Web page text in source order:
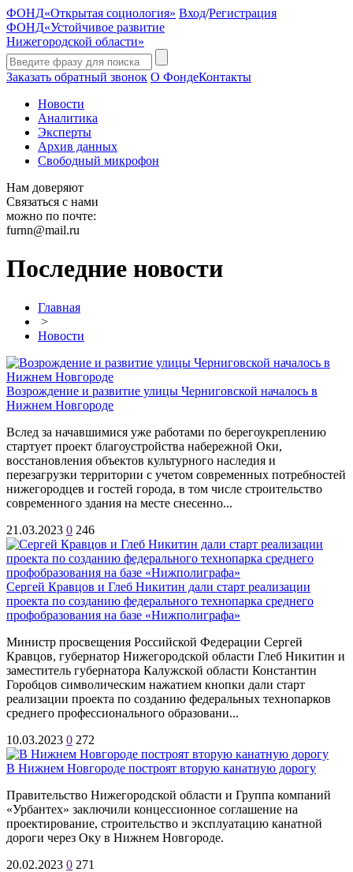
ФОНД«Открытая социология» Вход/Регистрация
ФОНД«Устойчивое развитие
Нижегородской области»
Заказать обратный звонок О ФондеКонтакты
Новости
Аналитика
Эксперты
Архив данных
Свободный микрофон
Нам доверяют
Связаться с нами
можно по почте:
furnn@mail.ru
Последние новости
Главная
>
Новости
Возрождение и развитие улицы Черниговской началось в
Нижнем Новгороде
Вслед за начавшимися уже работами по берегоукреплению
стартует проект благоустройства набережной Оки,
восстановления объектов культурного наследия и
перезагрузки территории с учетом современных потребностей
нижегородцев и гостей города, в том числе строительство
современного здания на месте снесенно...
21.03.2023 0 246
Сергей Кравцов и Глеб Никитин дали старт реализации
проекта по созданию федерального технопарка среднего
профобразования на базе «Нижполиграфа»
Министр просвещения Российской Федерации Сергей
Кравцов, губернатор Нижегородской области Глеб Никитин и
заместитель губернатора Калужской области Константин
Горобцов символическим нажатием кнопки дали старт
реализации проекта по созданию федеральных технопарков
среднего профессионального образовани...
10.03.2023 0 272
В Нижнем Новгороде построят вторую канатную дорогу
Правительство Нижегородской области и Группа компаний
«Урбантех» заключили концессионное соглашение на
проектирование, строительство и эксплуатацию канатной
дороги через Оку в Нижнем Новгороде.
20.02.2023 0 271